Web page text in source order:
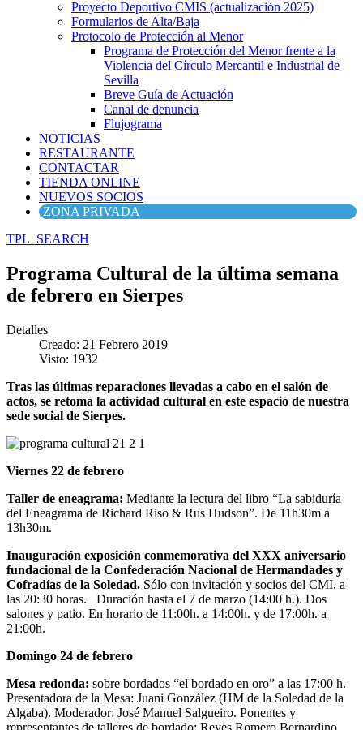
Proyecto Deportivo CMIS (actualización 2025)
Formularios de Alta/Baja
Protocolo de Protección al Menor
Programa de Protección del Menor frente a la
Violencia del Círculo Mercantil e Industrial de
Sevilla
Breve Guía de Actuación
Canal de denuncia
Flujograma
NOTICIAS
RESTAURANTE
CONTACTAR
TIENDA ONLINE
NUEVOS SOCIOS
ZONA PRIVADA
TPL_SEARCH
Programa Cultural de la última semana
de febrero en Sierpes
Detalles
Creado: 21 Febrero 2019
Visto: 1932
Tras las últimas reparaciones llevadas a cabo en el salón de
actos, se retoma la actividad cultural en este espacio de nuestra
sede social de Sierpes.
Viernes 22 de febrero
Taller de eneagrama: Mediante la lectura del libro “La sabiduría
del Eneagrama de Richard Riso & Rus Hudson”. De 11h30m a
13h30m.
Inauguración exposición conmemorativa del XXX aniversario
fundacional de la Confederación Nacional de Hermandades y
Cofradías de la Soledad. Sólo con invitación y socios del CMI, a
las 20:30 horas. Duración hasta el 7 de marzo (14:00 h.). Dos
salones y patio. En horario de 11:00h. a 14:00h. y de 17:00h. a
21:00h.
Domingo 24 de febrero
Mesa redonda: sobre bordados “el bordado en oro” a las 17:00 h.
Presentadora de la Mesa: Juani González (HM de la Soledad de la
Algaba). Moderador: José Manuel Salgueiro. Ponentes y
representantes de talleres de bordado: Reyes Romero Bernardino